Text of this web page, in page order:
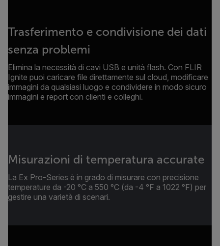
Trasferimento e condivisione dei dati
senza problemi
Elimina la necessità di cavi USB e unità flash. Con FLIR
Ignite puoi caricare file direttamente sul cloud, modificare
immagini da qualsiasi luogo e condividere in modo sicuro
immagini e report con clienti e colleghi.
Misurazioni di temperatura accurate
La Ex Pro-Series è in grado di misurare con precisione
temperature da -20 °C a 550 °C (da -4 °F a 1022 °F) per
gestire una varietà di scenari.